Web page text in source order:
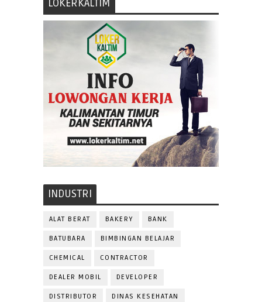
LOKERKALTIM
INDUSTRI
ALAT BERAT BAKERY BANK
BATUBARA BIMBINGAN BELAJAR
CHEMICAL CONTRACTOR
DEALER MOBIL DEVELOPER
DISTRIBUTOR DINAS KESEHATAN